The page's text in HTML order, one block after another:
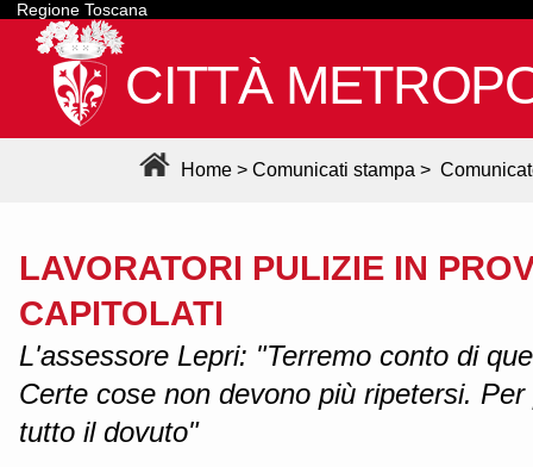
Regione Toscana
CITTÀ
Home > Comunicati stampa >
LAVORATORI PULIZIE IN
CAPITOLATI
L'assessore Lepri: "Terremo conto di
Certe cose non devono più ripetersi.
tutto il dovuto"